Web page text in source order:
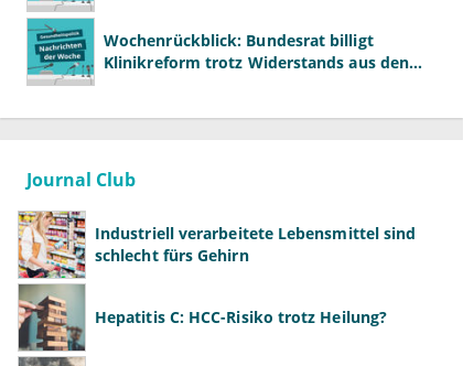
Wochenrückblick: Bundesrat billigt
Klinikreform trotz Widerstands aus den
Journal Club
Industriell verarbeitete Lebensmittel sind
schlecht fürs Gehirn
Hepatitis C: HCC-Risiko trotz Heilung?